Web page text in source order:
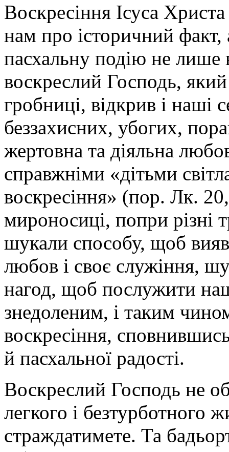
Воскресіння Ісуса
нам про історичний
пасхальну подію не
воскреслий Господь,
гробниці, відкрив і наші
беззахисних, убогих,
жертовна та діяльна
справжніми «дітьми
воскресіння» (пор. Лк.
мироносиці, попри різні
шукали способу, щоб
любов і своє служіння,
нагод, щоб послужити
знедоленим, і таким
воскресіння,
й пасхальної радості.
Воскреслий Господь не
легкого і безтурботного
страждатимете. Та